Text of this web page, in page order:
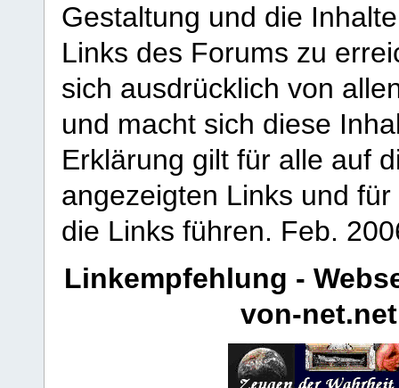
Gestaltung und die
Links des Forums zu
sich ausdrücklich von
und macht sich diese
Erklärung gilt für alle auf
angezeigten Links und
die Links führen. Feb.
Linkempfehlung -
von-net.net